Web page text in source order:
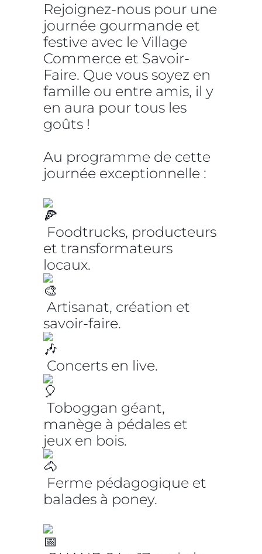
Rejoignez-nous pour une
journée gourmande et
festive avec le Village
Commerce et Savoir-
Faire. Que vous soyez en
famille ou entre amis, il y
en aura pour tous les
goûts !
Au programme de cette
journée exceptionnelle :
Foodtrucks, producteurs
et transformateurs
locaux.
Artisanat, création et
savoir-faire.
Concerts en live.
Toboggan géant,
manège à pédales et
jeux en bois.
Ferme pédagogique et
balades à poney.